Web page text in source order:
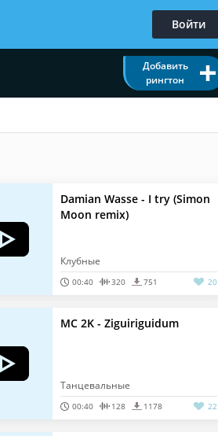
Войти
Добавить
рингтон
Damian Wasse - I try (Simon
Moon remix)
Клубные
00:40 320 751 20
MC 2K - Ziguiriguidum
Танцевальные
00:40 128 1178 22